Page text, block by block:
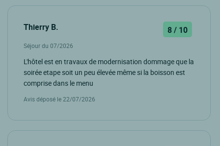
Thierry B. 8 / 10
Séjour du 07/2026
L'hôtel est en travaux de modernisation dommage que la
soirée etape soit un peu élevée même si la boisson est
comprise dans le menu
Avis déposé le 22/07/2026